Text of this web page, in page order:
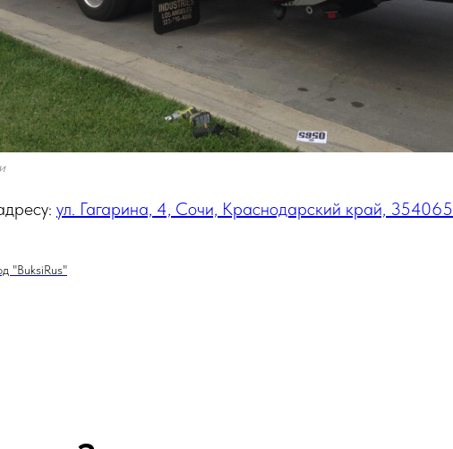
ул. Гагарина, 4, Сочи, Краснодарский край, 354065
"BuksiRus"